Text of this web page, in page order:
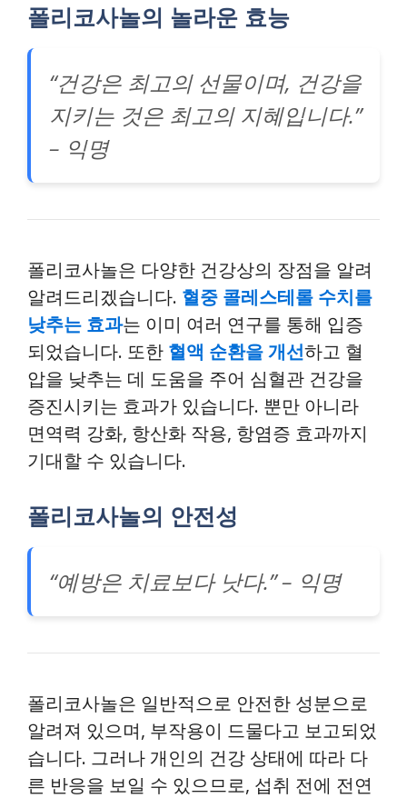
폴리코사놀의 놀라운 효능
“건강은 최고의 선물이며, 건강을
지키는 것은 최고의 지혜입니다.”
– 익명
폴리코사놀은 다양한 건강상의 장점을 알려
알려드리겠습니다. 혈중 콜레스테롤 수치를
낮추는 효과는 이미 여러 연구를 통해 입증
되었습니다. 또한 혈액 순환을 개선하고 혈
압을 낮추는 데 도움을 주어 심혈관 건강을
증진시키는 효과가 있습니다. 뿐만 아니라
면역력 강화, 항산화 작용, 항염증 효과까지
기대할 수 있습니다.
폴리코사놀의 안전성
“예방은 치료보다 낫다.” – 익명
폴리코사놀은 일반적으로 안전한 성분으로
알려져 있으며, 부작용이 드물다고 보고되었
습니다. 그러나 개인의 건강 상태에 따라 다
른 반응을 보일 수 있으므로, 섭취 전에 전연